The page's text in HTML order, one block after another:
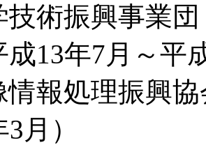
技術振興事業
成13年7月～平
情報処理振興
月）